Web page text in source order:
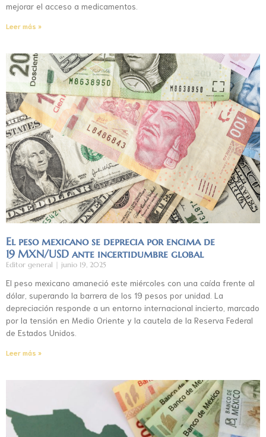
mejorar el acceso a medicamentos.
Leer más »
El peso mexicano se deprecia por encima de
19 MXN/USD ante incertidumbre global
Editor general junio 19, 2025
El peso mexicano amaneció este miércoles con una caída frente al
dólar, superando la barrera de los 19 pesos por unidad. La
depreciación responde a un entorno internacional incierto, marcado
por la tensión en Medio Oriente y la cautela de la Reserva Federal
de Estados Unidos.
Leer más »